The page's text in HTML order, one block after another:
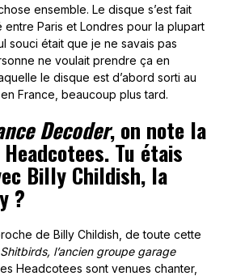
ensemble. Le disque s’est fait
entre Paris et Londres pour la plupart
souci était que je ne savais pas
ne voulait prendre ça en
le disque est d’abord sorti au
France, beaucoup plus tard.
Decoder, on note la
Tu étais
Billy Childish, la
?
de Billy Childish, de toute cette
l’ancien groupe garage
Headcotees sont venues chanter,